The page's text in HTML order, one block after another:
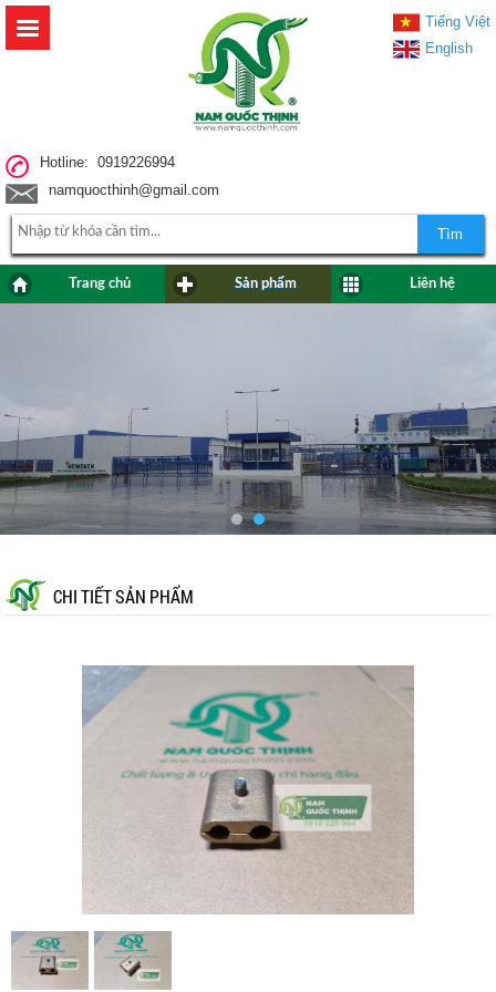
Hotline: 0919226994
namquocthinh@gmail.com
Tiếng Việt
English
Tìm
Trang chủ Sản phẩm Liên hệ
CHI TIẾT SẢN PHẨM